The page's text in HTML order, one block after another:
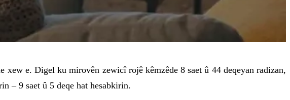
e. Digel ku mirovên zewicî rojê kêmzêde 8 saet û 44 deqeyan radizan,
– 9 saet û 5 deqe hat hesabkirin.